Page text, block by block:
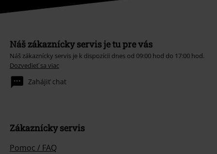
Náš zákaznícky servis je tu pre vás
Náš zákaznícky servis je k dispozícii dnes od 09:00 hod do 17:00 hod.
Dozvedieť sa viac
Zahájiť chat
Zákaznícky servis
Pomoc / FAQ